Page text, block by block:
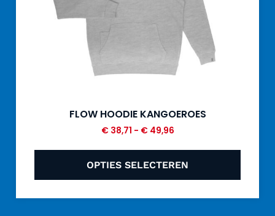
FLOW HOODIE KANGOEROES
€38,71 - €49,96
OPTIES SELECTEREN